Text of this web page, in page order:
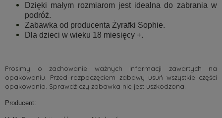
Dzięki małym rozmiarom jest idealna do zabrania w
podróż.
Zabawka od producenta Żyrafki Sophie.
Dla dzieci w wieku 18 miesięcy +.
Prosimy o zachowanie ważnych informacji zawartych na
opakowaniu. Przed rozpoczęciem zabawy usuń wszystkie części
opakowania. Sprawdź czy zabawka nie jest uszkodzona.
Producent: